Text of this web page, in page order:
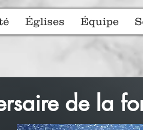
Églises Équipe
de la